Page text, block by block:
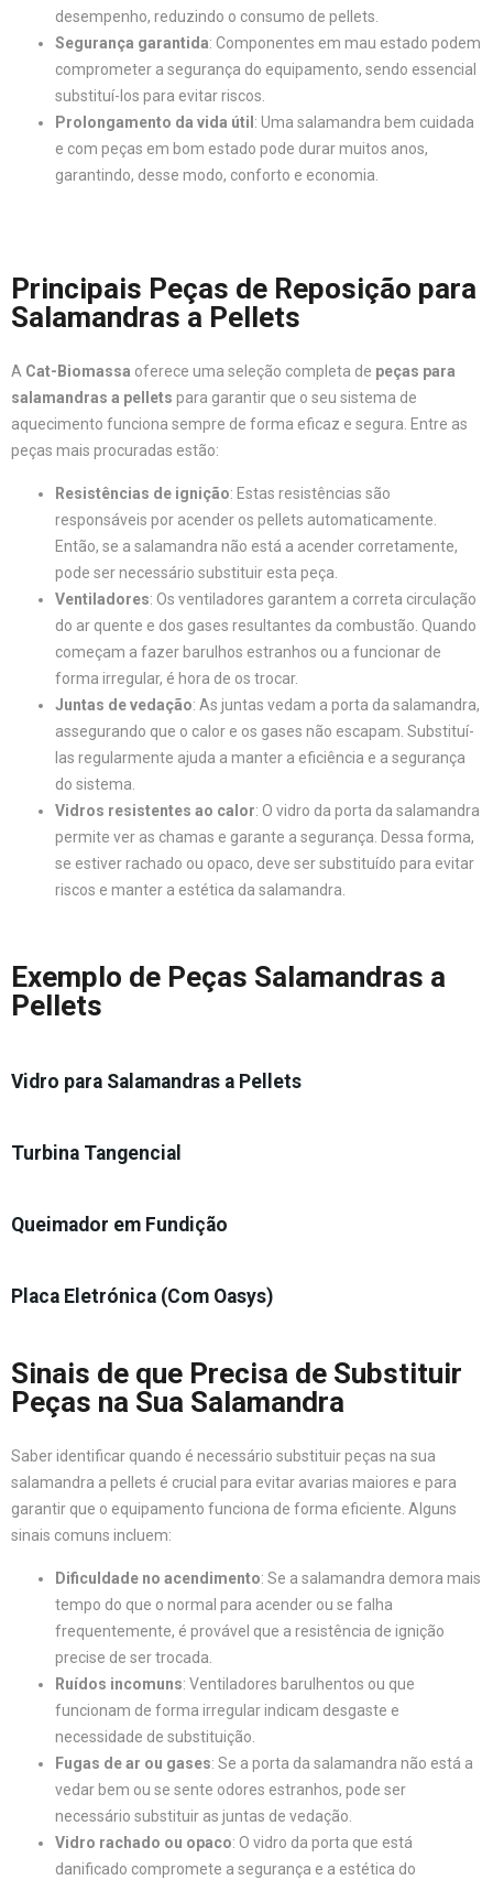
desempenho, reduzindo o consumo de pellets.
Segurança garantida: Componentes em mau estado podem
comprometer a segurança do equipamento, sendo essencial
substituí-los para evitar riscos.
Prolongamento da vida útil : Uma salamandra bem cuidada
e com peças em bom estado pode durar muitos anos,
garantindo, desse modo, conforto e economia.
Principais Peças de Reposição para
Salamandras a Pellets
A Cat-Biomassa oferece uma seleção completa de peças para
salamandras a pellets para garantir que o seu sistema de
aquecimento funciona sempre de forma eficaz e segura. Entre as
peças mais procuradas estão:
Resistências de ignição: Estas resistências são
responsáveis por acender os pellets automaticamente.
Então, se a salamandra não está a acender corretamente,
pode ser necessário substituir esta peça.
Ventiladores: Os ventiladores garantem a correta circulação
do ar quente e dos gases resultantes da combustão. Quando
começam a fazer barulhos estranhos ou a funcionar de
forma irregular, é hora de os trocar.
Juntas de vedação: As juntas vedam a porta da salamandra,
assegurando que o calor e os gases não escapam. Substituí-
las regularmente ajuda a manter a eficiência e a segurança
do sistema.
Vidros resistentes ao calor: O vidro da porta da salamandra
permite ver as chamas e garante a segurança. Dessa forma,
se estiver rachado ou opaco, deve ser substituído para evitar
riscos e manter a estética da salamandra.
Exemplo de Peças Salamandras a
Pellets
Vidro para Salamandras a Pellets
Turbina Tangencial
Queimador em Fundição
Placa Eletrónica (Com Oasys)
Sinais de que Precisa de Substituir
Peças na Sua Salamandra
Saber identificar quando é necessário substituir peças na sua
salamandra a pellets é crucial para evitar avarias maiores e para
garantir que o equipamento funciona de forma eficiente. Alguns
sinais comuns incluem:
Dificuldade no acendimento: Se a salamandra demora mais
tempo do que o normal para acender ou se falha
frequentemente, é provável que a resistência de ignição
precise de ser trocada.
Ruídos incomuns: Ventiladores barulhentos ou que
funcionam de forma irregular indicam desgaste e
necessidade de substituição.
Fugas de ar ou gases: Se a porta da salamandra não está a
vedar bem ou se sente odores estranhos, pode ser
necessário substituir as juntas de vedação.
Vidro rachado ou opaco: O vidro da porta que está
danificado compromete a segurança e a estética do